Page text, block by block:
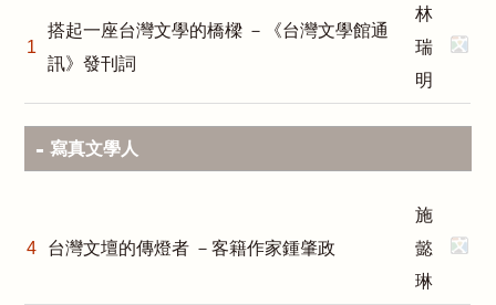
1
搭起一座台灣文學的橋樑 －《台灣文學館通
訊》發刊詞
林
瑞
明
寫真文學人
4 台灣文壇的傳燈者 －客籍作家鍾肇政
施
懿
琳